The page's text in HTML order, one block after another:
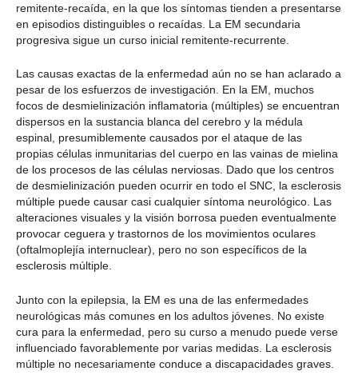
remitente-recaída, en la que los síntomas tienden a presentarse
en episodios distinguibles o recaídas. La EM secundaria
progresiva sigue un curso inicial remitente-recurrente.
Las causas exactas de la enfermedad aún no se han aclarado a
pesar de los esfuerzos de investigación. En la EM, muchos
focos de desmielinización inflamatoria (múltiples) se encuentran
dispersos en la sustancia blanca del cerebro y la médula
espinal, presumiblemente causados por el ataque de las
propias células inmunitarias del cuerpo en las vainas de mielina
de los procesos de las células nerviosas. Dado que los centros
de desmielinización pueden ocurrir en todo el SNC, la esclerosis
múltiple puede causar casi cualquier síntoma neurológico. Las
alteraciones visuales y la visión borrosa pueden eventualmente
provocar ceguera y trastornos de los movimientos oculares
(oftalmoplejía internuclear), pero no son específicos de la
esclerosis múltiple.
Junto con la epilepsia, la EM es una de las enfermedades
neurológicas más comunes en los adultos jóvenes. No existe
cura para la enfermedad, pero su curso a menudo puede verse
influenciado favorablemente por varias medidas. La esclerosis
múltiple no necesariamente conduce a discapacidades graves.